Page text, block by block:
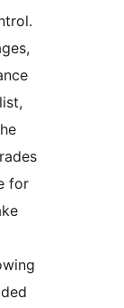
for